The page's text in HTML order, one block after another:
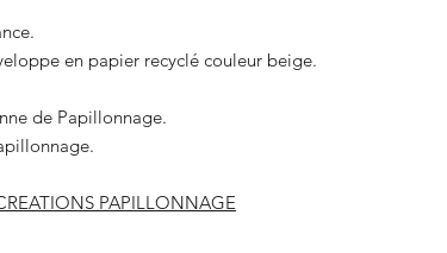
en papier recyclé couleur beige.
de Papillonnage.
PAPILLONNAGE